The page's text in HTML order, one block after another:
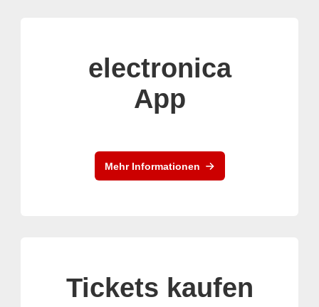
electronica
App
Mehr Informationen
Tickets kaufen